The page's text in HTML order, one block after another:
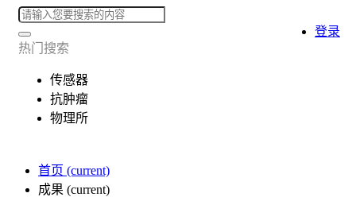
热门搜索
传感器
抗肿瘤
物理所
首页 (current)
成果 (current)
登录